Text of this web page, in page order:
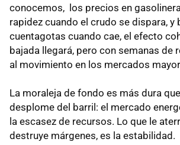
conocemos, los precios en
rapidez cuando el crudo se dispara, y
cuentagotas cuando cae, el efecto
bajada llegará, pero con semanas de
al movimiento en los mercados
La moraleja de fondo es más dura
desplome del barril: el mercado
la escasez de recursos. Lo que le
destruye márgenes, es la estabilidad.